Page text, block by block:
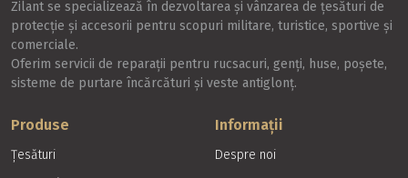
Zilant se specializează în dezvoltarea și vânzarea de țesături de
protecție și accesorii pentru scopuri militare, turistice, sportive și
comerciale.
Oferim servicii de reparații pentru rucsacuri, genți, huse, poșete,
sisteme de purtare încărcături și veste antiglonț.
Produse
Țesături
Informații
Despre noi